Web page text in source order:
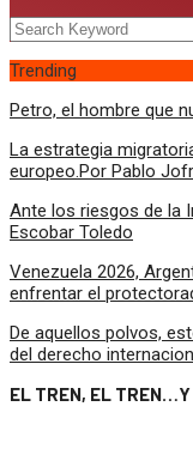
Trending
Petro, el hombre que
La estrategia
europeo.Por Pablo
Ante los riesgos de la
Escobar Toledo
Venezuela 2026,
enfrentar el
De aquellos polvos,
del derecho
EL TREN, EL TREN…Y